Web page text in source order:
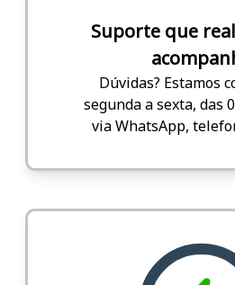
Suporte que
Dúvidas? Estamos
segunda a sexta, das
via WhatsApp,